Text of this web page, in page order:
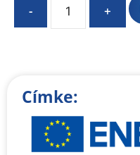
- +
Címke: